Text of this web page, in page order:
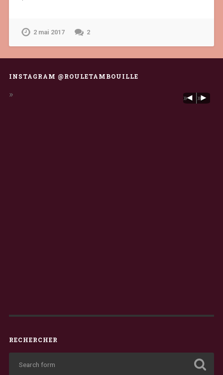
2 mai 2017 2
INSTAGRAM @ROULETAMBOUILLE
RECHERCHER